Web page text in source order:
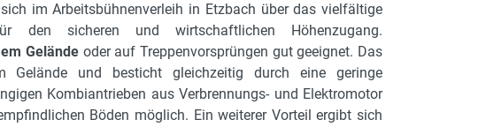
im Arbeitsbühnenverleih in Etzbach über das vielfältige
den sicheren und wirtschaftlichen Höhenzugang.
Gelände oder auf Treppenvorsprüngen gut geeignet. Das
und besticht gleichzeitig durch eine geringe
Kombiantrieben aus Verbrennungs- und Elektromotor
Böden möglich. Ein weiterer Vorteil ergibt sich